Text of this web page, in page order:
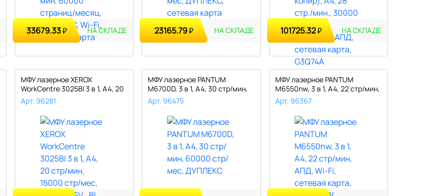
33679.33₽ НА СКЛАДЕ 23165.79₽ НА СКЛАДЕ 101725.32₽ НА СКЛАДЕ
МФУ лазерное XEROX
WorkCentre 3025BI 3 в 1, А4, 20
стр/..
Арт. 96281
МФУ лазерное PANTUM
M6700D, 3 в 1, А4, 30 стр/мин,
6000..
Арт. 96475
МФУ лазерное PANTUM
M6550nw, 3 в 1, А4, 22 стр/мин,
АПД..
Арт. 96367